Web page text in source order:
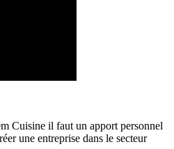
Cuisine il faut un apport personnel
une entreprise dans le secteur